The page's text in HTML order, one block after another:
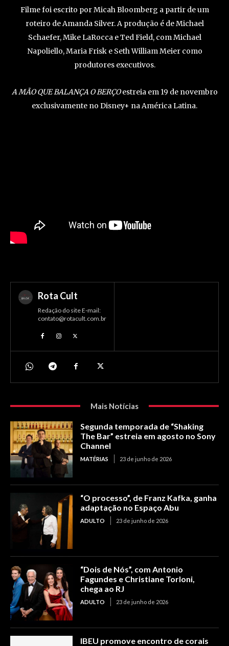
Filme foi escrito por Micah Bloomberg a partir de um
roteiro de Amanda Silver. A produção é de Michael
Schaefer, Mike LaRocca e Ted Field, com Michael
Napoliello, Maria Frisk e Seth William Meier como
produtores executivos.
A MÃO QUE BALANÇA O BERÇOestreia em 19 de novembro
exclusivamente no Disney+ na América Latina.
Rota Cult
Redação do site E-mail:
contato@rotacult.com.br
Mais Notícias
Segunda temporada de “Shaking
The Bar” estreia em agosto no Sony
Channel
MATÉRIAS 23 de junho de 2026
“O processo”, de Franz Kafka, ganha
adaptação no Espaço Abu
ADULTO 23 de junho de 2026
“Dois de Nós”, com Antonio
Fagundes e Christiane Torloni,
chega ao RJ
ADULTO 23 de junho de 2026
IBEU promove encontro de corais